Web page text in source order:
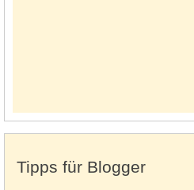
Tipps für Blogger